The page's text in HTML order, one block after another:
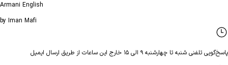
Armani English
by Iman Mafi
شنبه تا چهارشنبه ۹ الی ۱۵ خارج این ساعات از طریق ارسال ایمیل